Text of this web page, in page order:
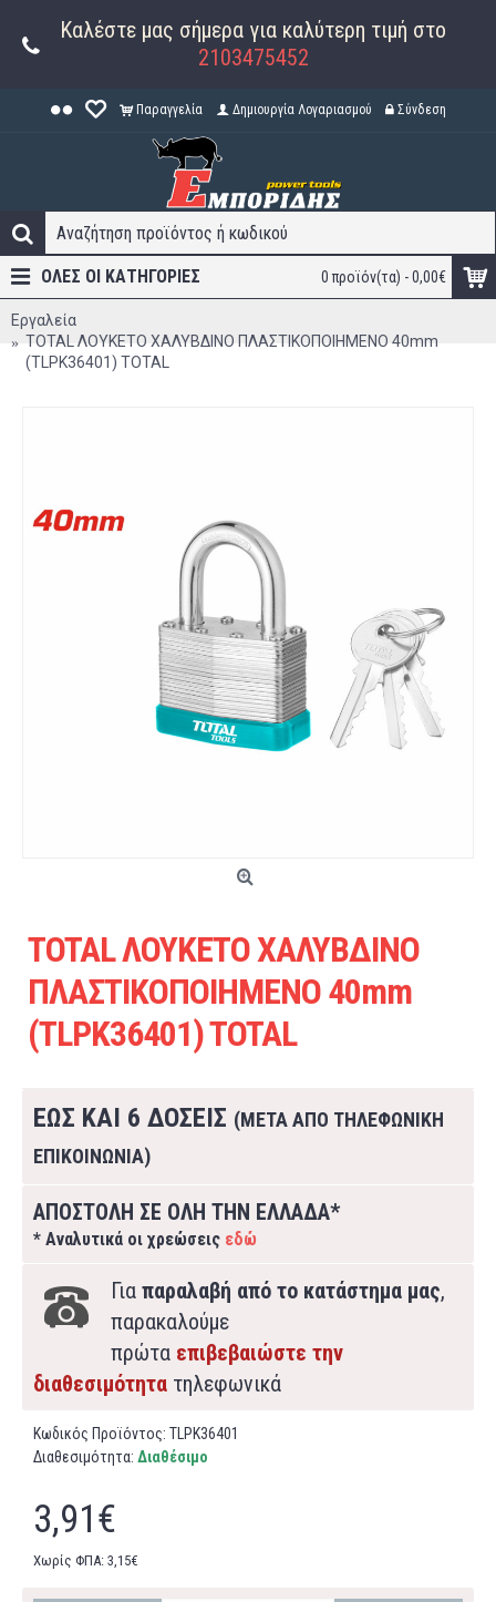
Καλέστε μας σήμερα για καλύτερη τιμή στο
2103475452
Παραγγελία Δημιουργία Λογαριασμού Σύνδεση
0 προϊόν(τα) - 0,00€
ΟΛΕΣ ΟΙ ΚΑΤΗΓΟΡΊΕΣ
Εργαλεία
TOTAL ΛΟΥΚΕΤΟ ΧΑΛΥΒΔΙΝΟ ΠΛΑΣΤΙΚΟΠΟΙΗΜΕΝΟ 40mm
(TLPK36401) TOTAL
TOTAL ΛΟΥΚΕΤΟ ΧΑΛΥΒΔΙΝΟ
ΠΛΑΣΤΙΚΟΠΟΙΗΜΕΝΟ 40mm
(TLPK36401) TOTAL
ΕΩΣ ΚΑΙ 6 ΔΟΣΕΙΣ (ΜΕΤΑ ΑΠΟ ΤΗΛΕΦΩΝΙΚΗ
ΕΠΙΚΟΙΝΩΝΙΑ)
ΑΠΟΣΤΟΛΗ ΣΕ ΟΛΗ ΤΗΝ ΕΛΛΑΔΑ*
* Αναλυτικά οι χρεώσεις εδώ
Για παραλαβή από το κατάστημα μας,
παρακαλούμε
πρώτα επιβεβαιώστε την
διαθεσιμότητα τηλεφωνικά
Κωδικός Προϊόντος: TLPK36401
Διαθεσιμότητα: Διαθέσιμο
3,91€
Χωρίς ΦΠΑ: 3,15€